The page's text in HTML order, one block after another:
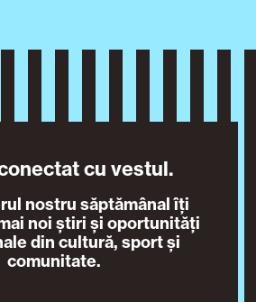
cu vestul.
nostru săptămânal îți
noi știri și oportunități
din cultură, sport și
comunitate.